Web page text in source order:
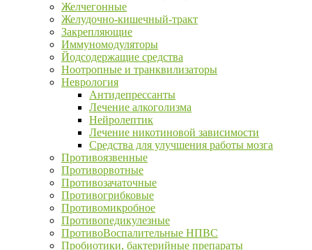
Желчегонные
Желудочно-кишечный-тракт
Закрепляющие
Иммуномодуляторы
Йодсодержащие средства
Ноотропные и транквилизаторы
Неврология
Антидепрессанты
Лечение алкоголизма
Нейролептик
Лечение никотиновой зависимости
Средства для улучшения работы мозга
Противоязвенные
Противорвотные
Противозачаточные
Противогрибковые
Противомикробное
Противопедикулезные
ПротивоВоспалительные НПВС
Пробиотики, бактерийные препараты